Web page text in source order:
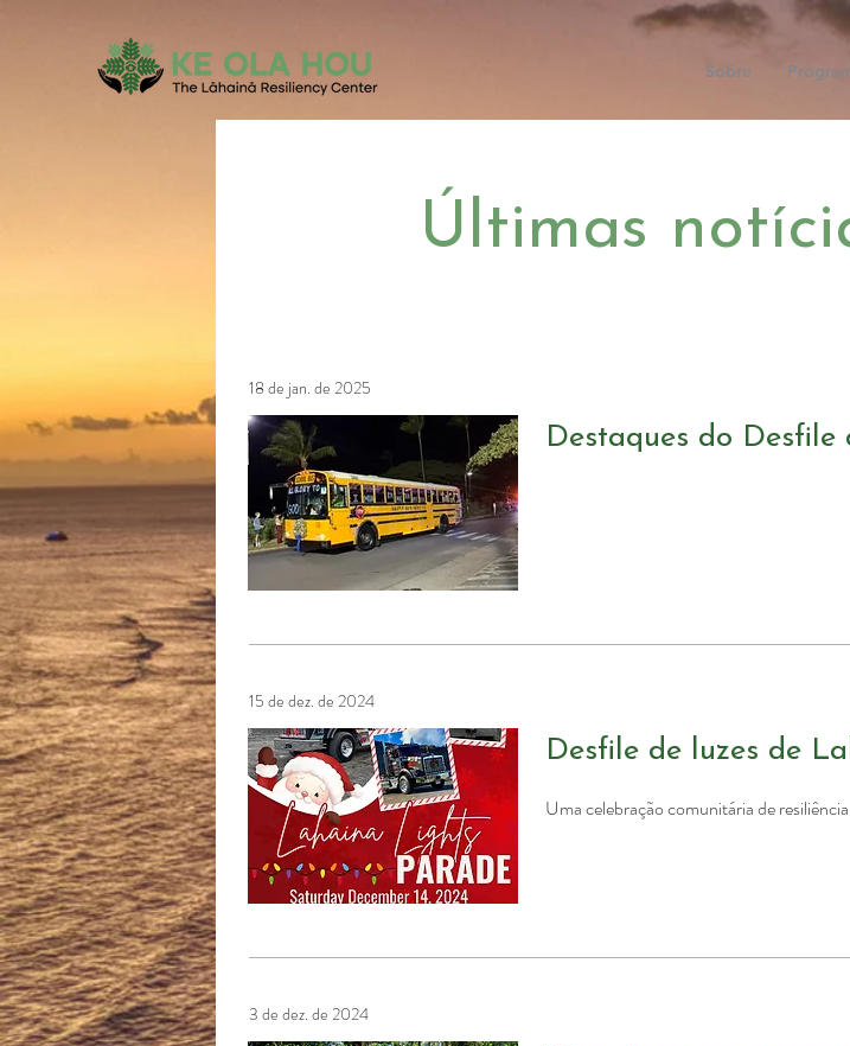
Sobre
Últimas
18 de jan. de 2025
Destaques do
15 de dez. de 2024
Desfile de luzes de
Uma celebração comunitária de
3 de dez. de 2024